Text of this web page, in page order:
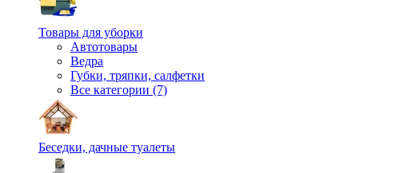
Товары для уборки
Автотовары
Ведра
Губки, тряпки, салфетки
Все категории (7)
Беседки, дачные туалеты